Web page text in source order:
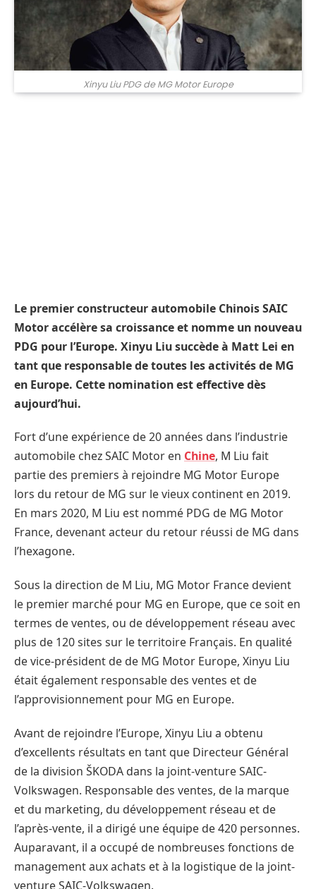
Xinyu Liu PDG de MG Motor Europe
Le premier constructeur automobile Chinois SAIC
Motor accélère sa croissance et nomme un nouveau
PDG pour l’Europe. Xinyu Liu succède à Matt Lei en
tant que responsable de toutes les activités de MG
en Europe. Cette nomination est effective dès
aujourd’hui.
Fort d’une expérience de 20 années dans l’industrie
automobile chez SAIC Motor en Chine, M Liu fait
partie des premiers à rejoindre MG Motor Europe
lors du retour de MG sur le vieux continent en 2019.
En mars 2020, M Liu est nommé PDG de MG Motor
France, devenant acteur du retour réussi de MG dans
l’hexagone.
Sous la direction de M Liu, MG Motor France devient
le premier marché pour MG en Europe, que ce soit en
termes de ventes, ou de développement réseau avec
plus de 120 sites sur le territoire Français. En qualité
de vice-président de de MG Motor Europe, Xinyu Liu
était également responsable des ventes et de
l’approvisionnement pour MG en Europe.
Avant de rejoindre l’Europe, Xinyu Liu a obtenu
d’excellents résultats en tant que Directeur Général
de la division ŠKODA dans la joint-venture SAIC-
Volkswagen. Responsable des ventes, de la marque
et du marketing, du développement réseau et de
l’après-vente, il a dirigé une équipe de 420 personnes.
Auparavant, il a occupé de nombreuses fonctions de
management aux achats et à la logistique de la joint-
venture SAIC-Volkswagen.